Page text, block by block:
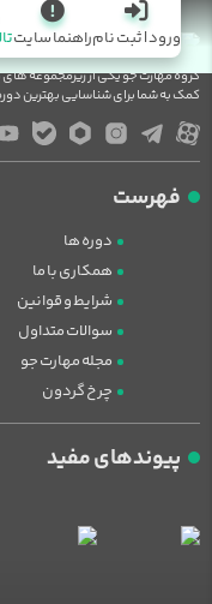
ورود | ثبت نامراهنما سایت
گروه مهارت جو یکی از زیرمجموعه
کمک به شما برای شناسایی بهترین
فهرست
دوره ها
همکاری با ما
شرایط و قوانین
سوالات متداول
مجله مهارت جو
چرخ گردون
پیوندهای مفید